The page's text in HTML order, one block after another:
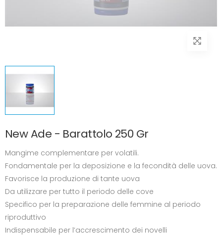
New Ade - Barattolo 250 Gr
Mangime complementare per volatili.
Fondamentale per la deposizione e la fecondità delle uova.
Favorisce la produzione di tante uova
Da utilizzare per tutto il periodo delle cove
Specifico per la preparazione delle femmine al periodo
riproduttivo
Indispensabile per l’accrescimento dei novelli